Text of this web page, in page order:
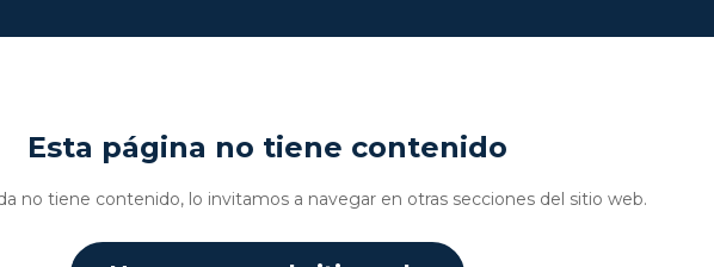
Esta página no tiene contenido
no tiene contenido, lo invitamos a navegar en otras secciones del sitio web.